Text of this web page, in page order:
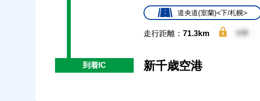
道央道(室蘭)<下/札幌>
走行距離： 71.3km
到着IC 新千歳空港